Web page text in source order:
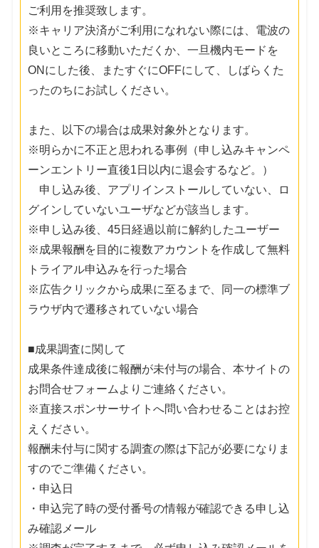
ご利用を推奨致します。
※キャリア決済がご利用になれない際には、電波の
良いところに移動いただくか、一旦機内モードを
ONにした後、またすぐにOFFにして、しばらくた
ったのちにお試しください。
また、以下の場合は成果対象外となります。
※明らかに不正と思われる事例（申し込みキャンペ
ーンエントリー直後1日以内に退会するなど。）
申し込み後、アプリインストールしていない、ロ
グインしていないユーザなどが該当します。
※申し込み後、45日経過以前に解約したユーザー
※成果報酬を目的に複数アカウントを作成して無料
トライアル申込みを行った場合
※広告クリックから成果に至るまで、同一の標準ブ
ラウザ内で遷移されていない場合
■成果調査に関して
成果条件達成後に報酬が未付与の場合、本サイトの
お問合せフォームよりご連絡ください。
※直接スポンサーサイトへ問い合わせることはお控
えください。
報酬未付与に関する調査の際は下記が必要になりま
すのでご準備ください。
・申込日
・申込完了時の受付番号の情報が確認できる申し込
み確認メール